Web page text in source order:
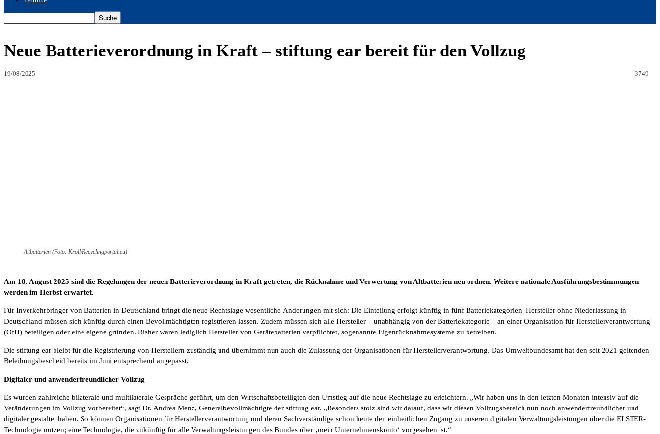
Neue Batterieverordnung in Kraft – stiftung ear bereit für den Vollzug
19/08/2025 3749
Altbatterien (Foto: Kroll/Recyclingportal.eu)
Am 18. August 2025 sind die Regelungen der neuen Batterieverordnung in Kraft getreten, die Rücknahme und Verwertung von Altbatterien neu ordnen. Weitere nationale Ausführungsbestimmungen
werden im Herbst erwartet.
Für Inverkehrbringer von Batterien in Deutschland bringt die neue Rechtslage wesentliche Änderungen mit sich: Die Einteilung erfolgt künftig in fünf Batteriekategorien. Hersteller ohne Niederlassung in
Deutschland müssen sich künftig durch einen Bevollmächtigten registrieren lassen. Zudem müssen sich alle Hersteller – unabhängig von der Batteriekategorie – an einer Organisation für Herstellerverantwortung
(OfH) beteiligen oder eine eigene gründen. Bisher waren lediglich Hersteller von Gerätebatterien verpflichtet, sogenannte Eigenrücknahmesysteme zu betreiben.
Die stiftung ear bleibt für die Registrierung von Herstellern zuständig und übernimmt nun auch die Zulassung der Organisationen für Herstellerverantwortung. Das Umweltbundesamt hat den seit 2021 geltenden
Beleihungsbescheid bereits im Juni entsprechend angepasst.
Digitaler und anwenderfreundlicher Vollzug
Es wurden zahlreiche bilaterale und multilaterale Gespräche geführt, um den Wirtschaftsbeteiligten den Umstieg auf die neue Rechtslage zu erleichtern. „Wir haben uns in den letzten Monaten intensiv auf die
Veränderungen im Vollzug vorbereitet“, sagt Dr. Andrea Menz, Generalbevollmächtigte der stiftung ear. „Besonders stolz sind wir darauf, dass wir diesen Vollzugsbereich nun noch anwenderfreundlicher und
digitaler gestaltet haben. So können Organisationen für Herstellerverantwortung und deren Sachverständige schon heute den einheitlichen Zugang zu unseren digitalen Verwaltungsleistungen über die ELSTER-
Technologie nutzen; eine Technologie, die zukünftig für alle Verwaltungsleistungen des Bundes über ‚mein Unternehmenskonto‘ vorgesehen ist.“